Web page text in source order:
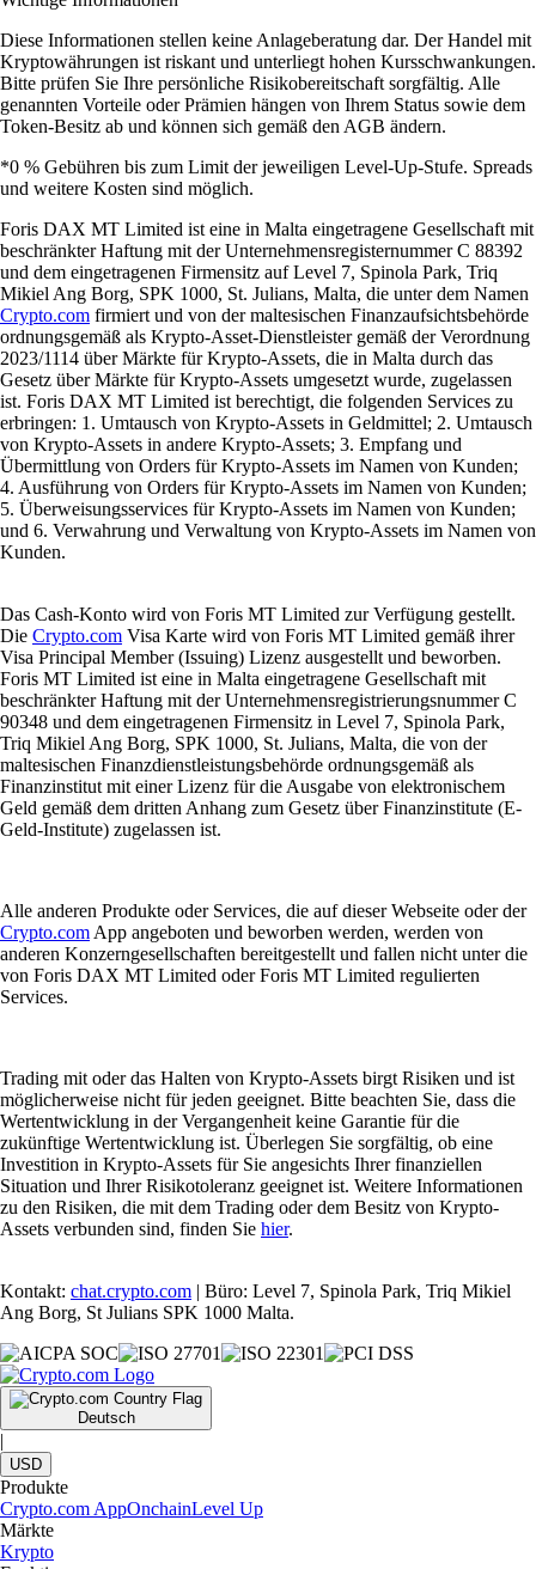
Diese Informationen stellen keine Anlageberatung dar. Der Handel mit
Kryptowährungen ist riskant und unterliegt hohen Kursschwankungen.
Bitte prüfen Sie Ihre persönliche Risikobereitschaft sorgfältig. Alle
genannten Vorteile oder Prämien hängen von Ihrem Status sowie dem
Token-Besitz ab und können sich gemäß den AGB ändern.
*0 % Gebühren bis zum Limit der jeweiligen Level-Up-Stufe. Spreads
und weitere Kosten sind möglich.
Foris DAX MT Limited ist eine in Malta eingetragene Gesellschaft mit
beschränkter Haftung mit der Unternehmensregisternummer C 88392
und dem eingetragenen Firmensitz auf Level 7, Spinola Park, Triq
Mikiel Ang Borg, SPK 1000, St. Julians, Malta, die unter dem Namen
Crypto.com firmiert und von der maltesischen Finanzaufsichtsbehörde
ordnungsgemäß als Krypto-Asset-Dienstleister gemäß der Verordnung
2023/1114 über Märkte für Krypto-Assets, die in Malta durch das
Gesetz über Märkte für Krypto-Assets umgesetzt wurde, zugelassen
ist. Foris DAX MT Limited ist berechtigt, die folgenden Services zu
erbringen: 1. Umtausch von Krypto-Assets in Geldmittel; 2. Umtausch
von Krypto-Assets in andere Krypto-Assets; 3. Empfang und
Übermittlung von Orders für Krypto-Assets im Namen von Kunden;
4. Ausführung von Orders für Krypto-Assets im Namen von Kunden;
5. Überweisungsservices für Krypto-Assets im Namen von Kunden;
und 6. Verwahrung und Verwaltung von Krypto-Assets im Namen von
Kunden.
Das Cash-Konto wird von Foris MT Limited zur Verfügung gestellt.
Die Crypto.com Visa Karte wird von Foris MT Limited gemäß ihrer
Visa Principal Member (Issuing) Lizenz ausgestellt und beworben.
Foris MT Limited ist eine in Malta eingetragene Gesellschaft mit
beschränkter Haftung mit der Unternehmensregistrierungsnummer C
90348 und dem eingetragenen Firmensitz in Level 7, Spinola Park,
Triq Mikiel Ang Borg, SPK 1000, St. Julians, Malta, die von der
maltesischen Finanzdienstleistungsbehörde ordnungsgemäß als
Finanzinstitut mit einer Lizenz für die Ausgabe von elektronischem
Geld gemäß dem dritten Anhang zum Gesetz über Finanzinstitute (E-
Geld-Institute) zugelassen ist.
Alle anderen Produkte oder Services, die auf dieser Webseite oder der
Crypto.com App angeboten und beworben werden, werden von
anderen Konzerngesellschaften bereitgestellt und fallen nicht unter die
von Foris DAX MT Limited oder Foris MT Limited regulierten
Services.
Trading mit oder das Halten von Krypto-Assets birgt Risiken und ist
möglicherweise nicht für jeden geeignet. Bitte beachten Sie, dass die
Wertentwicklung in der Vergangenheit keine Garantie für die
zukünftige Wertentwicklung ist. Überlegen Sie sorgfältig, ob eine
Investition in Krypto-Assets für Sie angesichts Ihrer finanziellen
Situation und Ihrer Risikotoleranz geeignet ist. Weitere Informationen
zu den Risiken, die mit dem Trading oder dem Besitz von Krypto-
Assets verbunden sind, finden Sie hier.
Kontakt: chat.crypto.com | Büro: Level 7, Spinola Park, Triq Mikiel
Ang Borg, St Julians SPK 1000 Malta.
Deutsch
|
USD
Produkte
Crypto.com AppOnchainLevel Up
Märkte
Krypto